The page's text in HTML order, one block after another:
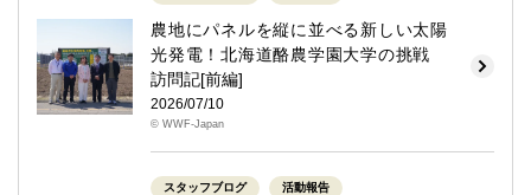
農地にパネルを縦に並べる新しい太陽
光発電！北海道酪農学園大学の挑戦
訪問記[前編]
2026/07/10
© WWF-Japan
スタッフブログ 活動報告